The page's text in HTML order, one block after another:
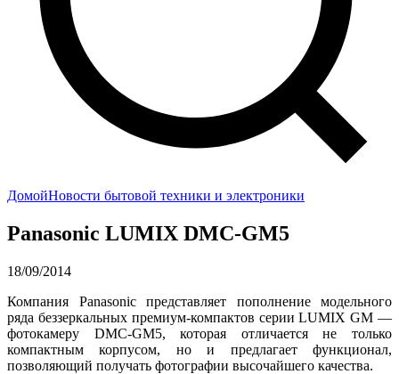
ДомойНовости бытовой техники и электроники
Panasonic LUMIX DMC-GM5
18/09/2014
Компания Panasonic представляет пополнение модельного
ряда беззеркальных премиум-компактов серии LUMIX GM —
фотокамеру DMC-GM5, которая отличается не только
компактным корпусом, но и предлагает функционал,
позволяющий получать фотографии высочайшего качества.